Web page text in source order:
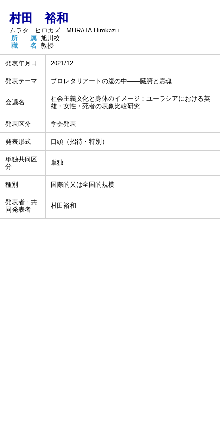
村田 裕和
ムラタ ヒロカズ
MURATA Hirokazu
所 属 旭川校
職 名 教授
発表年月日 2021/12
発表テーマ プロレタリアートの腹の中——臓腑と霊魂
会議名
社会主義文化と身体のイメージ：ユーラシアにおける英
雄・女性・死者の表象比較研究
発表区分 学会発表
発表形式 口頭（招待・特別）
単独共同区
分
単独
種別 国際的又は全国的規模
発表者・共
同発表者
村田裕和